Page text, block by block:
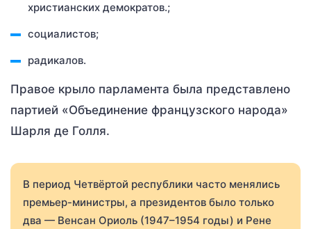
христианских демократов.;
социалистов;
радикалов.
Правое крыло парламента была представлено
партией «Объединение французского народа»
Шарля де Голля.
В период Четвёртой республики часто менялись
премьер-министры, а президентов было только
два — Венсан Ориоль (1947–1954 годы) и Рене